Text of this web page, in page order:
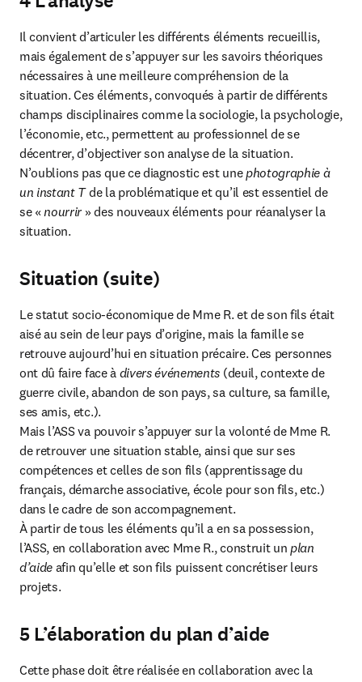
Il convient d’articuler les différents éléments recueillis,
mais également de s’appuyer sur les savoirs théoriques
nécessaires à une meilleure compréhension de la
situation. Ces éléments, convoqués à partir de différents
champs disciplinaires comme la sociologie, la psychologie,
l’économie, etc., permettent au professionnel de se
décentrer, d’objectiver son analyse de la situation.
N’oublions pas que ce diagnostic est une photographie à
un instant T de la problématique et qu’il est essentiel de
se « nourrir » des nouveaux éléments pour réanalyser la
situation.
Situation (suite)
Le statut socio-économique de Mme R. et de son fils était
aisé au sein de leur pays d’origine, mais la famille se
retrouve aujourd’hui en situation précaire. Ces personnes
ont dû faire face à divers événements (deuil, contexte de
guerre civile, abandon de son pays, sa culture, sa famille,
ses amis, etc.).
Mais l’ASS va pouvoir s’appuyer sur la volonté de Mme R.
de retrouver une situation stable, ainsi que sur ses
compétences et celles de son fils (apprentissage du
français, démarche associative, école pour son fils, etc.)
dans le cadre de son accompagnement.
À partir de tous les éléments qu’il a en sa possession,
l’ASS, en collaboration avec Mme R., construit un plan
d’aide afin qu’elle et son fils puissent concrétiser leurs
projets.
5 L’élaboration du plan d’aide
Cette phase doit être réalisée en collaboration avec la